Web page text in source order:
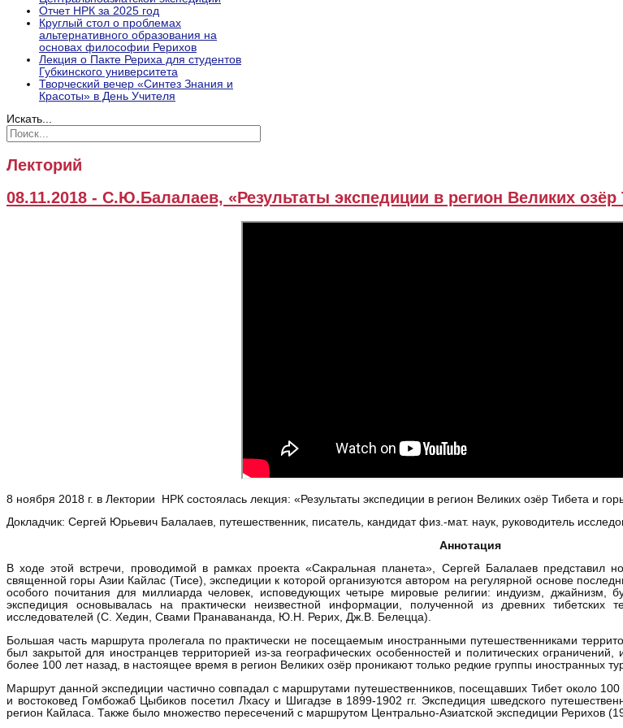
Отчет НРК за 2025 год
Круглый стол о проблемах
альтернативного образования на
основах философии Рерихов
Лекция о Пакте Рериха для студентов
Губкинского университета
Творческий вечер «Синтез Знания и
Красоты» в День Учителя
Искать...
Лекторий
08.11.2018 - С.Ю.Балалаев, «Результаты экспедиции в регион Великих
8 ноября 2018 г. в Лектории НРК состоялась лекция: «Результаты экспедиции в регион Великих озёр Тибета и
Докладчик: Сергей Юрьевич Балалаев, путешественник, писатель, кандидат физ.-мат. наук, руководитель
Аннотация
В ходе этой встречи, проводимой в рамках проекта «Сакральная планета», Сергей Балалаев представил
священной горы Азии Кайлас (Тисе), экспедиции к которой организуются автором на регулярной основе
особого почитания для миллиарда человек, исповедующих четыре мировые религии: индуизм,
экспедиция основывалась на практически неизвестной информации, полученной из древних тибетских
исследователей (С. Хедин, Свами Пранавананда, Ю.Н. Рерих, Дж.В. Белецца).
Большая часть маршрута пролегала по практически не посещаемым иностранными путешественниками
был закрытой для иностранцев территорией из-за географических особенностей и политических
более 100 лет назад, в настоящее время в регион Великих озёр проникают только редкие группы иностранных
Маршрут данной экспедиции частично совпадал с маршрутами путешественников, посещавших Тибет около
и востоковед Гомбожаб Цыбиков посетил Лхасу и Шигадзе в 1899-1902 гг. Экспедиция шведского
регион Кайласа. Также было множество пересечений с маршрутом Центрально-Азиатской экспедиции Рерихов